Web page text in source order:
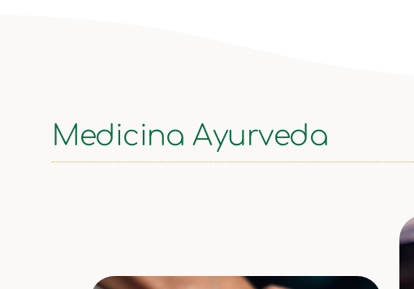
Medicina Ayurveda